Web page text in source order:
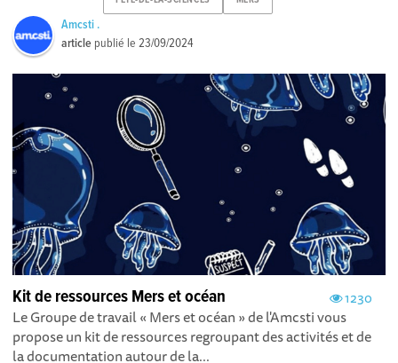
Amcsti .
article publié le23/09/2024
1230
Kit de ressources Mers et océan
Le Groupe de travail « Mers et océan » de l'Amcsti vous
propose un kit de ressources regroupant des activités et de
la documentation autour de la...